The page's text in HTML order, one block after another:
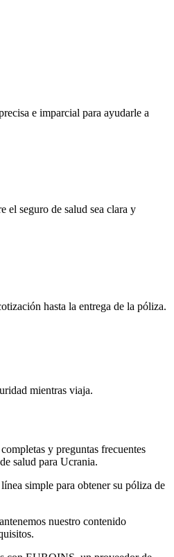
e imparcial para ayudarle a
el seguro de salud sea clara y
hasta la entrega de la póliza.
mientras viaja.
y preguntas frecuentes
salud para Ucrania.
simple para obtener su póliza de
nuestro contenido